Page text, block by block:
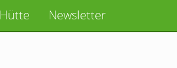
Hütte Newsletter